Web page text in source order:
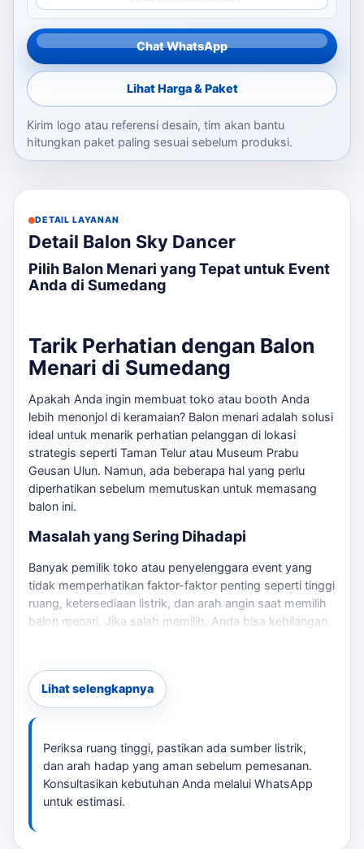
Chat WhatsApp
Lihat Harga & Paket
Kirim logo atau referensi desain, tim akan bantu
hitungkan paket paling sesuai sebelum produksi.
DETAIL LAYANAN
Detail Balon Sky Dancer
Pilih Balon Menari yang Tepat untuk Event
Anda di Sumedang
Tarik Perhatian dengan Balon
Menari di Sumedang
Apakah Anda ingin membuat toko atau booth Anda
lebih menonjol di keramaian? Balon menari adalah solusi
ideal untuk menarik perhatian pelanggan di lokasi
strategis seperti Taman Telur atau Museum Prabu
Geusan Ulun. Namun, ada beberapa hal yang perlu
diperhatikan sebelum memutuskan untuk memasang
balon ini.
Masalah yang Sering Dihadapi
Banyak pemilik toko atau penyelenggara event yang
tidak memperhatikan faktor-faktor penting seperti tinggi
ruang, ketersediaan listrik, dan arah angin saat memilih
balon menari. Jika salah memilih, Anda bisa kehilangan
Sumedangdapat dipakai untuk melihat opsi layanan lain
sebelum finalisasi kebutuhan.
Solusi Praktis
Dengan menggunakan balon menari, Anda dapat
menciptakan daya tarik visual yang kuat. tersedia
berbagai pilihan ukuran dan desain yang dapat
disesuaikan dengan kebutuhan branding Anda. Pastikan
untuk memeriksa checklist lokasi sebelum pemasangan,
Lihat selengkapnya
Periksa ruang tinggi, pastikan ada sumber listrik,
dan arah hadap yang aman sebelum pemesanan.
Konsultasikan kebutuhan Anda melalui WhatsApp
untuk estimasi.